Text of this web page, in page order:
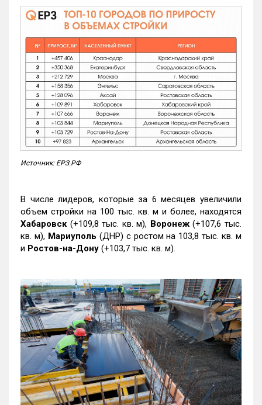
Источник: ЕРЗ.РФ
В числе лидеров, которые за 6 месяцев увеличили
объем стройки на 100 тыс. кв. м и более, находятся
Хабаровск (+109,8 тыс. кв. м), Воронеж(+107,6 тыс.
кв. м), Мариуполь (ДНР) с ростом на 103,8 тыс. кв. м
и Ростов-на-Дону (+103,7 тыс. кв. м).